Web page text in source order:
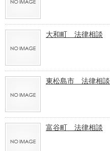
大和町 法律相談
東松島市 法律相談
富谷町 法律相談